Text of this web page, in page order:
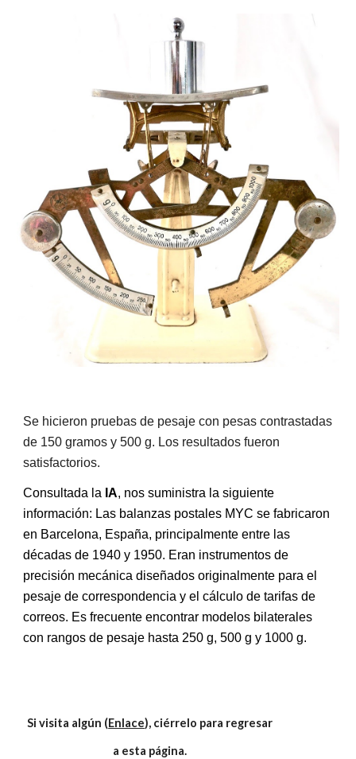
Se hicieron pruebas de pesaje con pesas contrastadas
de 150 gramos y 500 g. Los resultados fueron
satisfactorios.
Consultada la IA, nos suministra la siguiente
información: Las balanzas postales MYC se fabricaron
en Barcelona, España, principalmente entre las
décadas de 1940 y 1950. Eran instrumentos de
precisión mecánica diseñados originalmente para el
pesaje de correspondencia y el cálculo de tarifas de
correos. Es frecuente encontrar modelos bilaterales
con rangos de pesaje hasta 250 g, 500 g y 1000 g.
Si visita algún (Enlace), ciérrelo para regresar
a esta página.